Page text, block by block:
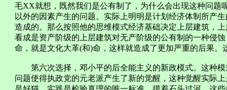
毛XX就想，既然我们是公有制了，为什么会出现这种问题
以外的因素产生的问题。实际上明明是计划经济体制所产
造成的。那么按照他的思维模式经济基础决定上层建筑，
看成是资产阶级的上层建筑对无产阶级的公有制的一种侵
命，就是文化大革(和)命，这样就造成了更加严重的后果
第六次选择，邓小平的后全能主义的新政模式。这种模
问题使得执政党的元老派产生了新的觉醒，这种觉醒实际